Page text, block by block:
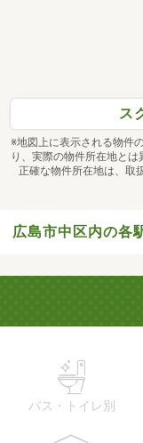
ス
※地図上に表示される物件
り、実際の物件所在地とは
正確な物件所在地は、取
広島市中区内の各
バス・トイレ別